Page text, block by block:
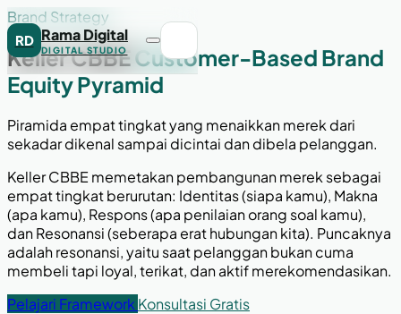
RD Rama Digital
DIGITAL STUDIO
Brand Strategy
Keller CBBECustomer-Based Brand
Equity Pyramid
Piramida empat tingkat yang menaikkan merek dari
sekadar dikenal sampai dicintai dan dibela pelanggan.
Keller CBBE memetakan pembangunan merek sebagai
empat tingkat berurutan: Identitas (siapa kamu), Makna
(apa kamu), Respons (apa penilaian orang soal kamu),
dan Resonansi (seberapa erat hubungan kita). Puncaknya
adalah resonansi, yaitu saat pelanggan bukan cuma
membeli tapi loyal, terikat, dan aktif merekomendasikan.
Pelajari Framework Konsultasi Gratis